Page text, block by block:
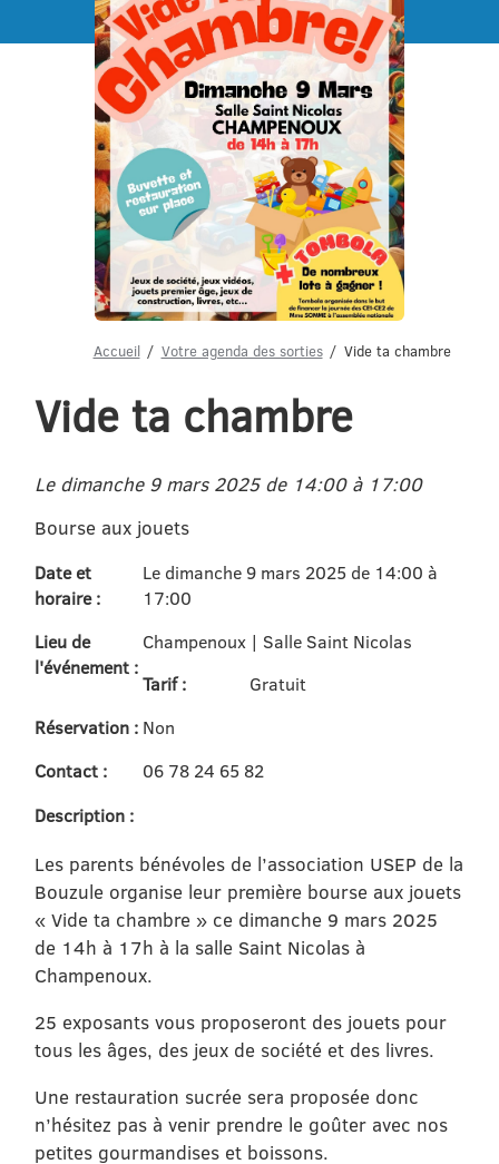
Menu
Accueil Votre agenda des sorties Vide ta chambre
Vide ta chambre
Le dimanche 9 mars 2025 de 14:00 à 17:00
Bourse aux jouets
Date et
horaire :
Le dimanche 9 mars 2025 de 14:00 à
17:00
Lieu de
l'événement :
Champenoux | Salle Saint Nicolas
Tarif :
Gratuit
Réservation : Non
Contact :
06 78 24 65 82
Description :
Les parents bénévoles de l’association USEP de la
Bouzule organise leur première bourse aux jouets
« Vide ta chambre » ce dimanche 9 mars 2025
de 14h à 17h à la salle Saint Nicolas à
Champenoux.
25 exposants vous proposeront des jouets pour
tous les âges, des jeux de société et des livres.
Une restauration sucrée sera proposée donc
n’hésitez pas à venir prendre le goûter avec nos
petites gourmandises et boissons.